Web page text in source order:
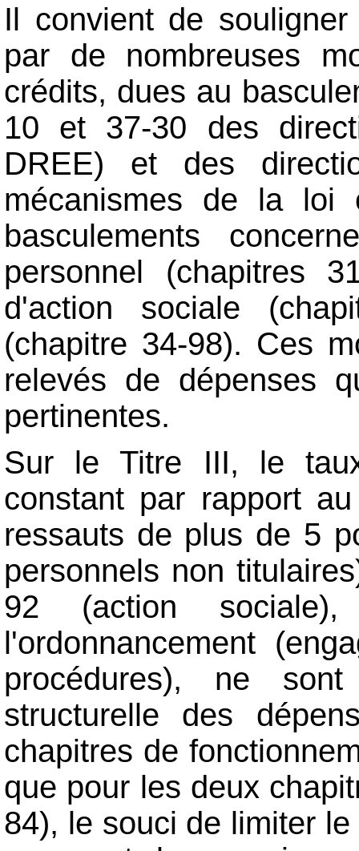
Il convient de
par de nombreuses
crédits, dues au
10 et 37-30 des
DREE) et des
mécanismes de la loi
basculements
personnel (chapitres
d'action sociale
(chapitre 34-98). Ces
relevés de dépenses
pertinentes.
Sur le Titre III, le
constant par rapport
ressauts de plus de 5
personnels non
92 (action
l'ordonnancement
procédures), ne
structurelle des
chapitres de
que pour les deux
84), le souci de limiter